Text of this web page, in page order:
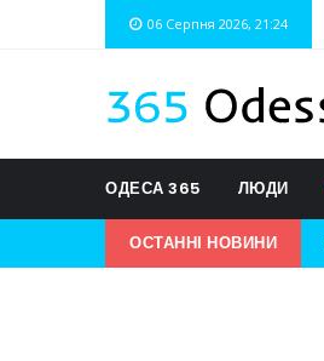
06 Серпня 2026, 21:24
ОДЕСА 365 ЛЮДИ
ОСТАННІ НОВИНИ